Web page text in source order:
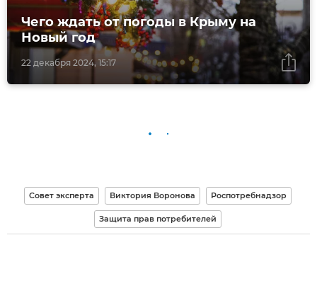
22 декабря 2024, 15:17
Чего ждать от погоды в Крыму на
Новый год
Совет эксперта Виктория Воронова Роспотребнадзор
Защита прав потребителей